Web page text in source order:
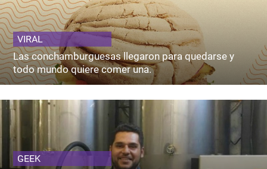
VIRAL
Las conchamburguesas llegaron para quedarse y
todo mundo quiere comer una.
GEEK